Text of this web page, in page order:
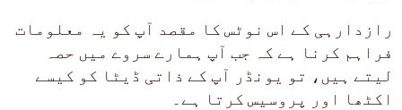
رازدارہی کے اس نوٹس کا مقصد آپ کو یہ معلومات
فراہم کرنا ہے کہ جب آپ ہمارے سروے میں حصہ
لیتے ہیں، تو یونڈر آپ کے ذاتی ڈیٹا کو کیسے
اکٹھا اور پروسیس کرتا ہے۔